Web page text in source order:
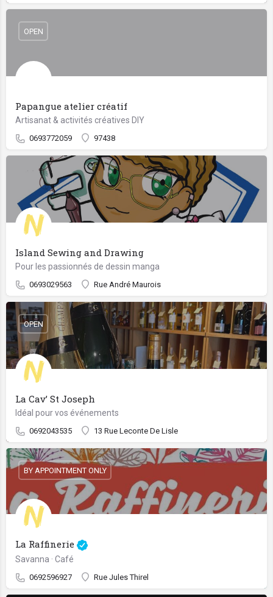
Papangue atelier créatif
Artisanat & activités créatives DIY
0693772059 97438
OPEN
Island Sewing and Drawing
Pour les passionnés de dessin manga
0693029563 Rue André Maurois
La Cav’ St Joseph
Idéal pour vos événements
0692043535 13 Rue Leconte De Lisle
OPEN
La Raffinerie
Savanna · Café
0692596927 Rue Jules Thirel
BY APPOINTMENT ONLY